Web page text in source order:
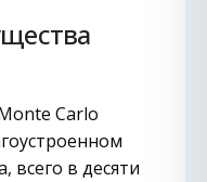
Carlo
всего в десяти